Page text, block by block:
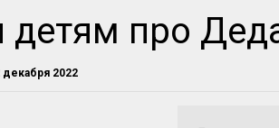
детям про
декабря 2022